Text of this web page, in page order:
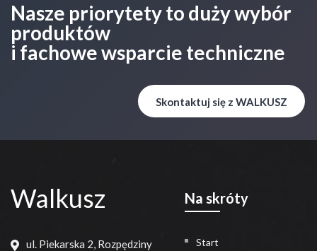
Nasze priorytety to duży wybór
produktów
i fachowe wsparcie techniczne
Skontaktuj się z WALKUSZ
Walkusz
ul. Piekarska 2, Rozpędziny
Na skróty
Start